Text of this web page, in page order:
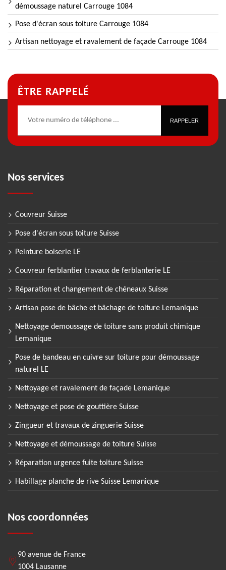
démoussage naturel Carrouge 1084
Pose d'écran sous toiture Carrouge 1084
Artisan nettoyage et ravalement de façade Carrouge 1084
ÊTRE RAPPELÉ
Nos services
Couvreur Suisse
Pose d'écran sous toiture Suisse
Peinture boiserie LE
Couvreur ferblantier travaux de ferblanterie LE
Réparation et changement de chéneaux Suisse
Artisan pose de bâche et bâchage de toiture Lemanique
Nettoyage demoussage de toiture sans produit chimique
Lemanique
Pose de bandeau en cuivre sur toiture pour démoussage
naturel LE
Nettoyage et ravalement de façade Lemanique
Nettoyage et pose de gouttière Suisse
Zingueur et travaux de zinguerie Suisse
Nettoyage et démoussage de toiture Suisse
Réparation urgence fuite toiture Suisse
Habillage planche de rive Suisse Lemanique
Nos coordonnées
90 avenue de France
1004 Lausanne